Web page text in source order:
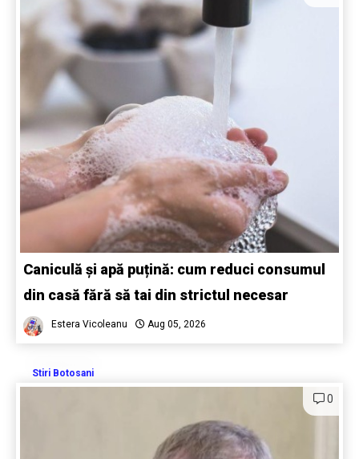
Caniculă și apă puțină: cum reduci consumul
din casă fără să tai din strictul necesar
Estera Vicoleanu Aug 05, 2026
Stiri Botosani
0